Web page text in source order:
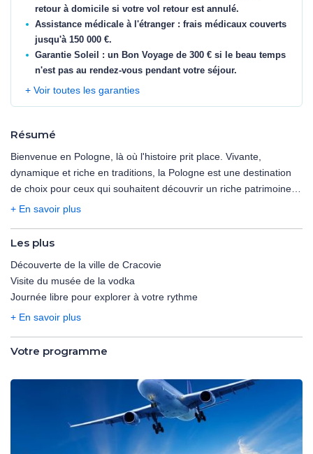
retour à domicile si votre vol retour est annulé.
Assistance médicale à l'étranger : frais médicaux couverts
jusqu'à 150 000 €.
Garantie Soleil : un Bon Voyage de 300 € si le beau temps
n'est pas au rendez-vous pendant votre séjour.
+ Voir toutes les garanties
Résumé
Bienvenue en Pologne, là où l'histoire prit place. Vivante,
dynamique et riche en traditions, la Pologne est une destination
de choix pour ceux qui souhaitent découvrir un riche patrimoine
culturel, historique et monumental tout en profitant de paysages
rythmée par les évènements de la Seconde Guerre Mondiale a
Partez à la découverte des plus belles villes du pays et de leurs
trésors cachés.
+ En savoir plus
Les plus
Découverte de la ville de Cracovie
Visite du musée de la vodka
Journée libre pour explorer à votre rythme
+ En savoir plus
Votre programme